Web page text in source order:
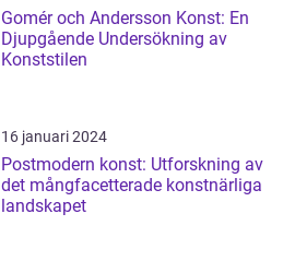
Gomér och Andersson Konst: En
Djupgående Undersökning av
Konststilen
16 januari 2024
Postmodern konst: Utforskning av
det mångfacetterade konstnärliga
landskapet